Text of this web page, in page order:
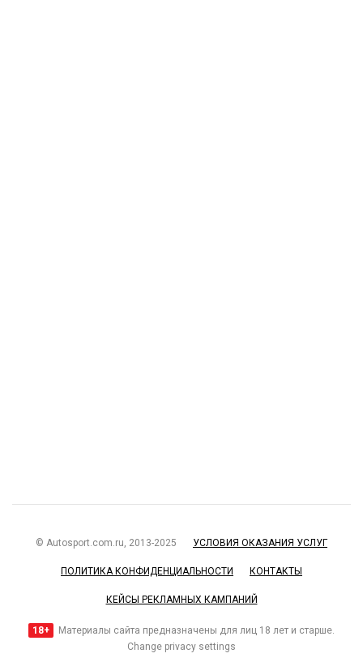
© Autosport.com.ru, 2013-2025 УСЛОВИЯ ОКАЗАНИЯ УСЛУГ
ПОЛИТИКА КОНФИДЕНЦИАЛЬНОСТИ КОНТАКТЫ
КЕЙСЫ РЕКЛАМНЫХ КАМПАНИЙ
18+
Материалы сайта предназначены для лиц 18 лет и старше.
Change privacy settings